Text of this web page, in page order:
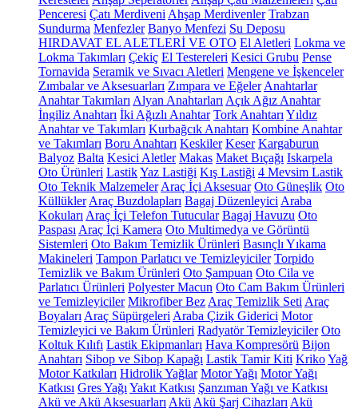
Penceresi Çatı Merdiveni Ahşap Merdivenler Trabzan
Sundurma Menfezler Banyo Menfezi Su Deposu
HIRDAVAT EL ALETLERİ VE OTO El Aletleri Lokma ve
Lokma Takımları Çekiç El Testereleri Kesici Grubu Pense
Tornavida Seramik ve Sıvacı Aletleri Mengene ve İşkenceler
Zımbalar ve Aksesuarları Zımpara ve Eğeler Anahtarlar
Anahtar Takımları Alyan Anahtarları Açık Ağız Anahtar
İngiliz Anahtarı İki Ağızlı Anahtar Tork Anahtarı Yıldız
Anahtar ve Takımları Kurbağcık Anahtarı Kombine Anahtar
ve Takımları Boru Anahtarı Keskiler Keser Kargaburun
Balyoz Balta Kesici Aletler Makas Maket Bıçağı Iskarpela
Oto Ürünleri LastikYaz Lastiği Kış Lastiği 4 Mevsim Lastik
Oto Teknik Malzemeler Araç İçi Aksesuar Oto Güneşlik Oto
Küllükler Araç Buzdolapları Bagaj Düzenleyici Araba
Kokuları Araç İçi Telefon Tutucular Bagaj Havuzu Oto
Paspası Araç İçi Kamera Oto Multimedya ve Görüntü
Sistemleri Oto Bakım Temizlik Ürünleri Basınçlı Yıkama
Makineleri Tampon Parlatıcı ve Temizleyiciler Torpido
Temizlik ve Bakım Ürünleri Oto Şampuan Oto Cila ve
Parlatıcı Ürünleri Polyester Macun Oto Cam Bakım Ürünleri
ve Temizleyiciler Mikrofiber Bez Araç Temizlik Seti Araç
Boyaları Araç Süpürgeleri Araba Çizik Giderici Motor
Temizleyici ve Bakım Ürünleri Radyatör Temizleyiciler Oto
Koltuk Kılıfı Lastik Ekipmanları Hava Kompresörü Bijon
Anahtarı Sibop ve Sibop Kapağı Lastik Tamir Kiti KrikoYağ
Motor Katkıları Hidrolik Yağlar Motor Yağı Motor Yağı
Katkısı Gres Yağı Yakıt Katkısı Şanzıman Yağı ve Katkısı
Akü ve Akü Aksesuarları Akü Akü Şarj Cihazları Akü